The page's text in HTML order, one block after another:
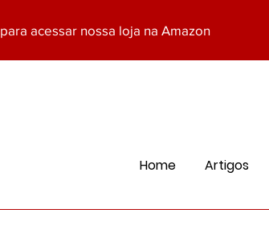
para acessar nossa loja na Amazon
Home Artigos